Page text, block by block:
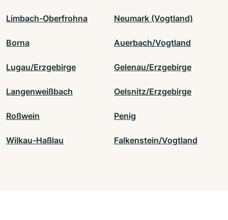
Limbach-Oberfrohna Neumark (Vogtland)
Borna Auerbach/Vogtland
Lugau/Erzgebirge Gelenau/Erzgebirge
Langenweißbach Oelsnitz/Erzgebirge
Roßwein Penig
Wilkau-Haßlau Falkenstein/Vogtland